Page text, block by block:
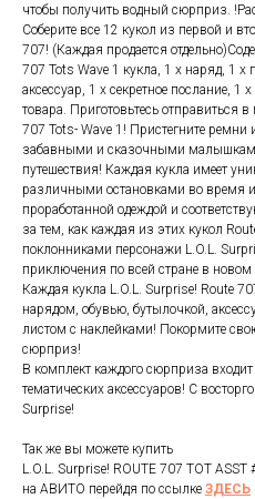
чтобы получить водный сюрприз.
Соберите все 12 кукол из первой и
707! (Каждая продается
707 Tots Wave 1 кукла, 1 x наряд, 1 x
аксессуар, 1 x секретное послание, 1
товара. Приготовьтесь отправиться
707 Tots- Wave 1! Пристегните ремни
забавными и сказочными
путешествия! Каждая кукла имеет
различными остановками во время
проработанной одеждой и
за тем, как каждая из этих кукол
поклонниками персонажи L.O.L.
приключения по всей стране в новом
Каждая кукла L.O.L. Surprise! Route
нарядом, обувью, бутылочкой,
листом с наклейками! Покормите
сюрприз!
В комплект каждого сюрприза
тематических аксессуаров! С
Surprise!
Так же вы можете купить
L.O.L. Surprise! ROUTE 707 TOT
на АВИТО перейдя по ссылке ЗДЕСЬ